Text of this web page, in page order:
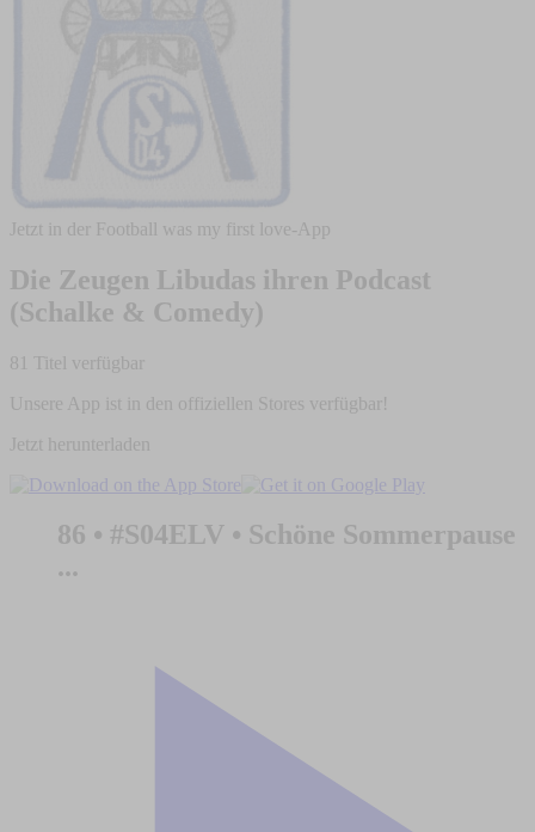
Jetzt in der Football was my first love-App
Die Zeugen Libudas ihren Podcast
(Schalke & Comedy)
81 Titel verfügbar
Unsere App ist in den offiziellen Stores verfügbar!
Jetzt herunterladen
86 • #S04ELV • Schöne Sommerpause
...